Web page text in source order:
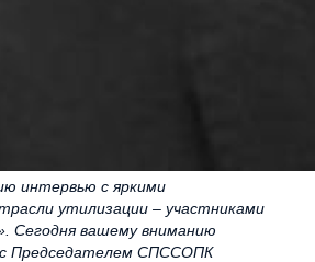
интервью с яркими
утилизации – участниками
Сегодня вашему вниманию
с Председателем СПССОПК